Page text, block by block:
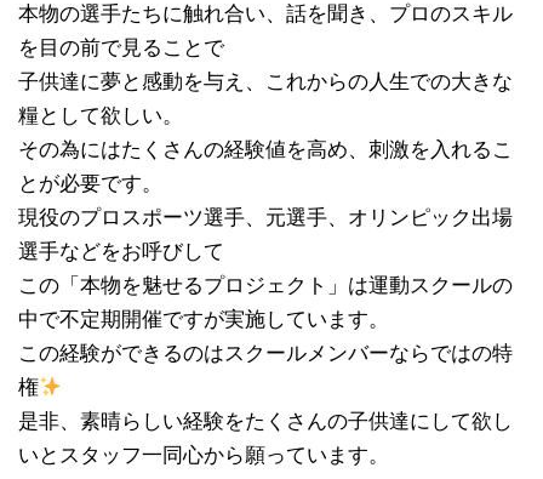
本物の選手たちに触れ合い、話を聞き、プロのスキル
を目の前で見ることで
子供達に夢と感動を与え、これからの人生での大きな
糧として欲しい。
その為にはたくさんの経験値を高め、刺激を入れるこ
とが必要です。
現役のプロスポーツ選手、元選手、オリンピック出場
選手などをお呼びして
この「本物を魅せるプロジェクト」は運動スクールの
中で不定期開催ですが実施しています。
この経験ができるのはスクールメンバーならではの特
権
是非、素晴らしい経験をたくさんの子供達にして欲し
いとスタッフ一同心から願っています。